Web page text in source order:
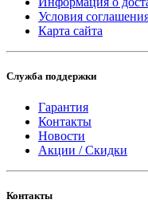
Условия
Карта сайта
Служба поддержки
Гарантия
Контакты
Новости
Акции / Скидки
Контакты